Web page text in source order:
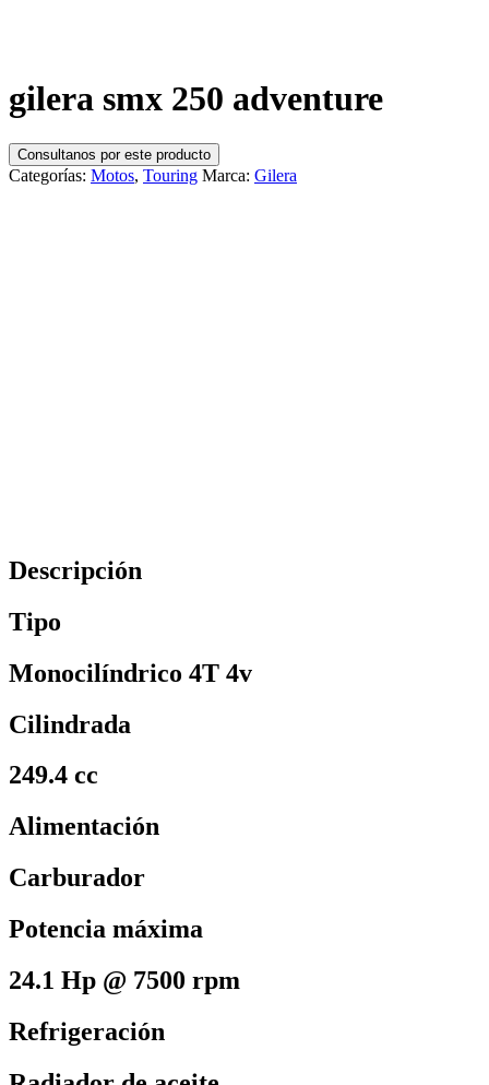
gilera smx 250 adventure
Consultanos por este producto
Categorías: Motos, Touring Marca: Gilera
Descripción
Tipo
Monocilíndrico 4T 4v
Cilindrada
249.4 cc
Alimentación
Carburador
Potencia máxima
24.1 Hp @ 7500 rpm
Refrigeración